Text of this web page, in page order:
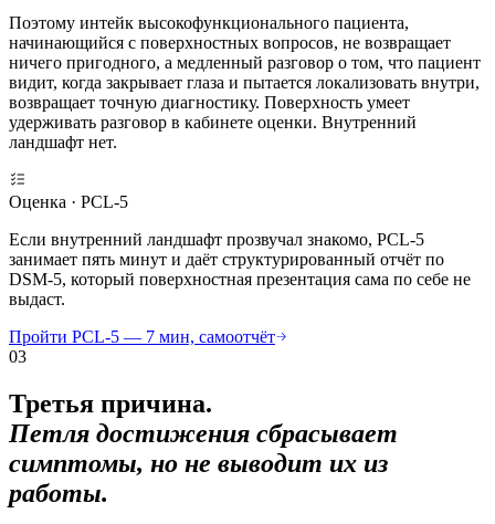
Поэтому интейк высокофункционального пациента,
начинающийся с поверхностных вопросов, не возвращает
ничего пригодного, а медленный разговор о том, что пациент
видит, когда закрывает глаза и пытается локализовать внутри,
возвращает точную диагностику. Поверхность умеет
удерживать разговор в кабинете оценки. Внутренний
ландшафт нет.
Оценка · PCL-5
Если внутренний ландшафт прозвучал знакомо, PCL-5
занимает пять минут и даёт структурированный отчёт по
DSM-5, который поверхностная презентация сама по себе не
выдаст.
Пройти PCL-5 — 7 мин, самоотчёт
03
Третья причина.
Петля достижения сбрасывает
симптомы, но не выводит их из
работы.